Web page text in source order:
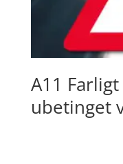
A11
ubetinget